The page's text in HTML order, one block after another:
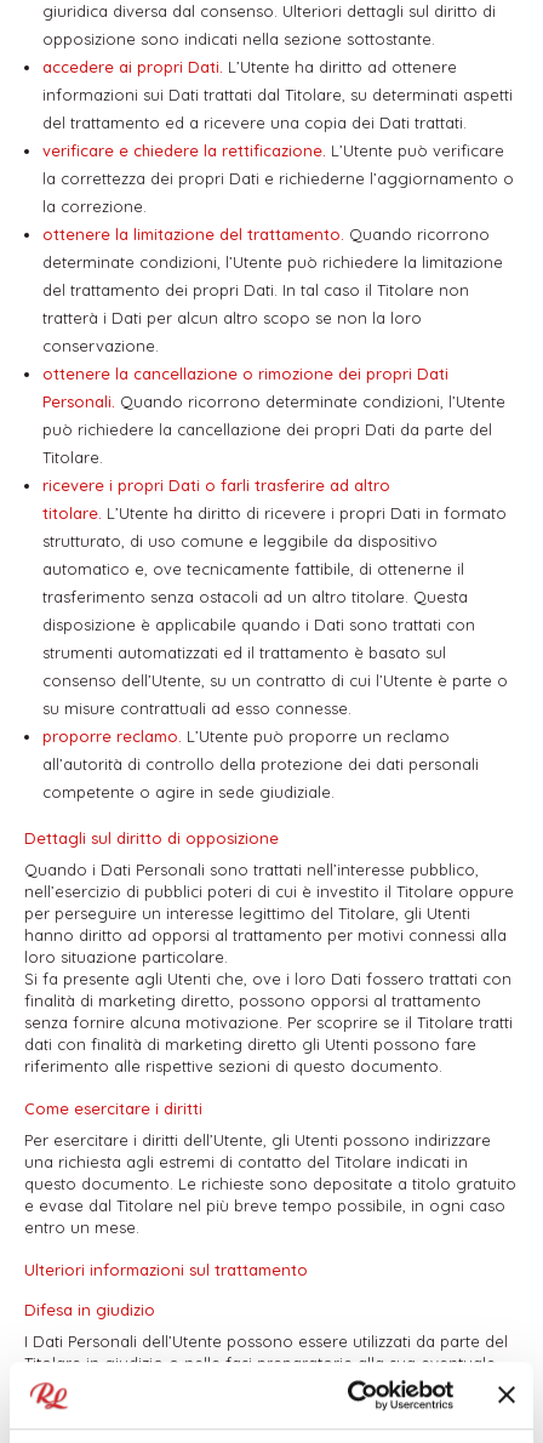
giuridica diversa dal consenso. Ulteriori dettagli sul diritto di
opposizione sono indicati nella sezione sottostante.
accedere ai propri Dati. L’Utente ha diritto ad ottenere
informazioni sui Dati trattati dal Titolare, su determinati aspetti
del trattamento ed a ricevere una copia dei Dati trattati.
verificare e chiedere la rettificazione. L’Utente può verificare
la correttezza dei propri Dati e richiederne l’aggiornamento o
la correzione.
ottenere la limitazione del trattamento. Quando ricorrono
determinate condizioni, l’Utente può richiedere la limitazione
del trattamento dei propri Dati. In tal caso il Titolare non
tratterà i Dati per alcun altro scopo se non la loro
conservazione.
ottenere la cancellazione o rimozione dei propri Dati
Personali. Quando ricorrono determinate condizioni, l’Utente
può richiedere la cancellazione dei propri Dati da parte del
Titolare.
ricevere i propri Dati o farli trasferire ad altro
titolare. L’Utente ha diritto di ricevere i propri Dati in formato
strutturato, di uso comune e leggibile da dispositivo
automatico e, ove tecnicamente fattibile, di ottenerne il
trasferimento senza ostacoli ad un altro titolare. Questa
disposizione è applicabile quando i Dati sono trattati con
strumenti automatizzati ed il trattamento è basato sul
consenso dell’Utente, su un contratto di cui l’Utente è parte o
su misure contrattuali ad esso connesse.
proporre reclamo. L’Utente può proporre un reclamo
all’autorità di controllo della protezione dei dati personali
competente o agire in sede giudiziale.
Dettagli sul diritto di opposizione
Quando i Dati Personali sono trattati nell’interesse pubblico,
nell’esercizio di pubblici poteri di cui è investito il Titolare oppure
per perseguire un interesse legittimo del Titolare, gli Utenti
hanno diritto ad opporsi al trattamento per motivi connessi alla
loro situazione particolare.
Si fa presente agli Utenti che, ove i loro Dati fossero trattati con
finalità di marketing diretto, possono opporsi al trattamento
senza fornire alcuna motivazione. Per scoprire se il Titolare tratti
dati con finalità di marketing diretto gli Utenti possono fare
riferimento alle rispettive sezioni di questo documento.
Come esercitare i diritti
Per esercitare i diritti dell’Utente, gli Utenti possono indirizzare
una richiesta agli estremi di contatto del Titolare indicati in
questo documento. Le richieste sono depositate a titolo gratuito
e evase dal Titolare nel più breve tempo possibile, in ogni caso
entro un mese.
Ulteriori informazioni sul trattamento
Difesa in giudizio
I Dati Personali dell’Utente possono essere utilizzati da parte del
Titolare in giudizio o nelle fasi preparatorie alla sua eventuale
instaurazione per la difesa da abusi nell'utilizzo di questo Sito
Web o dei Servizi connessi da parte dell’Utente.
L’Utente dichiara di essere consapevole che il Titolare potrebbe